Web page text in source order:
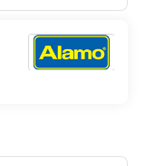
pequeño